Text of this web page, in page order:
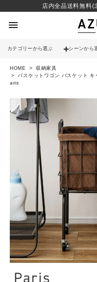
店内全品送料無料(
menu
カテゴリーから選ぶ シーンから
check 送料無料
check 12時までのご注文
※営業日(平日)に限る
よくある質問
call 052-241-3103
schedule
ACCOUNT MENU
ようこそ ゲスト 様
HOME
収納家具
バスケットワゴン バスケット
aris